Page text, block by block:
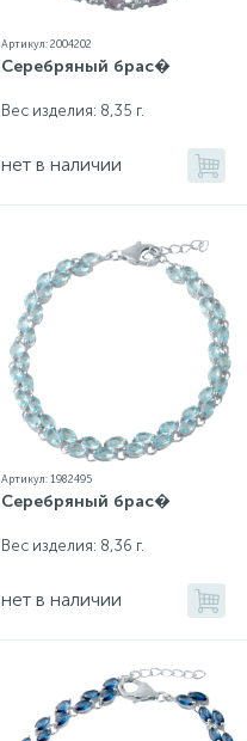
Артикул: 2004202
Серебряный брас�
Вес изделия: 8,35 г.
нет в наличии
Артикул: 1982495
Серебряный брас�
Вес изделия: 8,36 г.
нет в наличии